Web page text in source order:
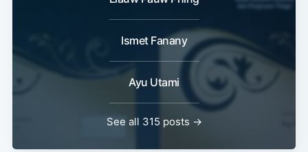
Ismet Fanany
Ayu Utami
See all 315 posts →